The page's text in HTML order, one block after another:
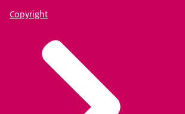
Copyright